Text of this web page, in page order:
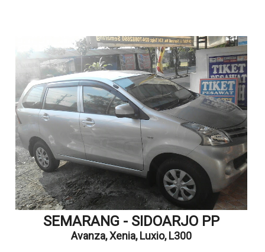
SEMARANG - SIDOARJO PP
Avanza,Xenia,Luxio, L300